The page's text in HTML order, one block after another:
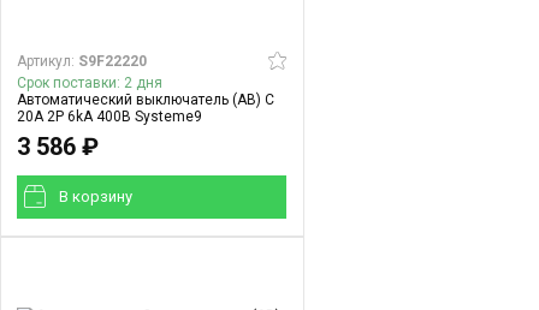
Артикул: S9F22220
Срок поставки: 2 дня
Автоматический выключатель (АВ) C
20A 2P 6kA 400В Systeme9
3 586 ₽
В корзинy